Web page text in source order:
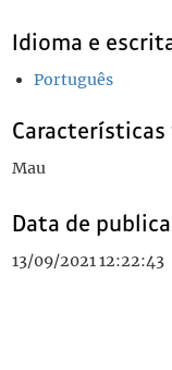
Idioma e
Português
Mau
Data de
13/09/2021 12:22:43